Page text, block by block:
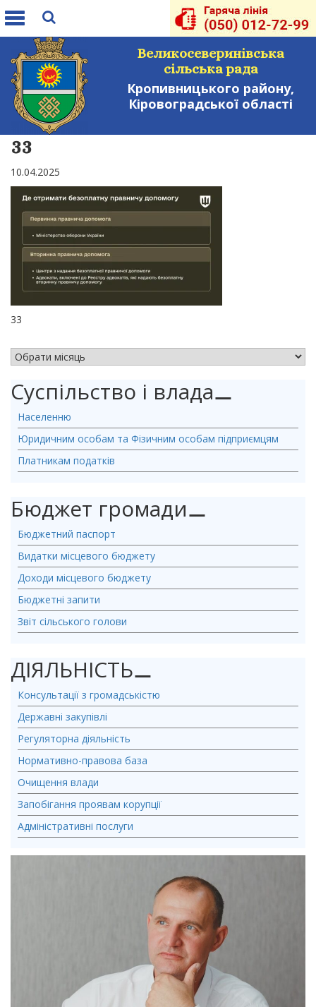
Toggle
Великосеверинівська
сільська рада
Кропивницького району,
Кіровоградської області
33
10.04.2025
33
Суспільство і влада⚊
Населенню
Юридичним особам та Фізичним особам підприємцям
Платникам податків
Бюджет громади⚊
Бюджетний паспорт
Видатки місцевого бюджету
Доходи місцевого бюджету
Бюджетні запити
Звіт сільського голови
ДІЯЛЬНІСТЬ⚊
Консультації з громадськістю
Державні закупівлі
Регуляторна діяльність
Нормативно-правова база
Очищення влади
Запобігання проявам корупції
Адміністративні послуги